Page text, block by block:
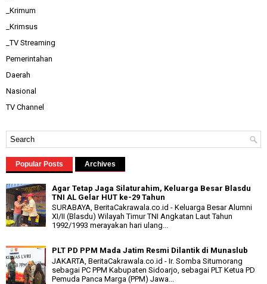
_Krimum
_Krimsus
_TV Streaming
Pemerintahan
Daerah
Nasional
TV Channel
Popular Posts Archives
Agar Tetap Jaga Silaturahim, Keluarga Besar Blasdu
TNI AL Gelar HUT ke-29 Tahun
SURABAYA, BeritaCakrawala.co.id - Keluarga Besar Alumni
XI/II (Blasdu) Wilayah Timur TNI Angkatan Laut Tahun
1992/1993 merayakan hari ulang...
PLT PD PPM Mada Jatim Resmi Dilantik di Munaslub
JAKARTA, BeritaCakrawala.co.id - Ir. Somba Situmorang
sebagai PC PPM Kabupaten Sidoarjo, sebagai PLT Ketua PD
Pemuda Panca Marga (PPM) Jawa...